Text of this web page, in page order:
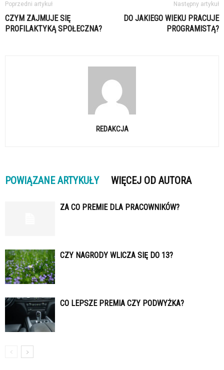
Poprzedni artykuł
CZYM ZAJMUJE SIĘ
PROFILAKTYKĄ SPOŁECZNA?
Następny artykuł
DO JAKIEGO WIEKU PRACUJE
PROGRAMISTĄ?
REDAKCJA
POWIĄZANE ARTYKUŁY WIĘCEJ OD AUTORA
ZA CO PREMIE DLA PRACOWNIKÓW?
CZY NAGRODY WLICZA SIĘ DO 13?
CO LEPSZE PREMIA CZY PODWYŻKA?